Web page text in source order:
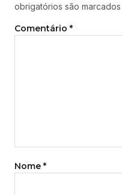
obrigatórios são marcados
Comentário *
Nome *